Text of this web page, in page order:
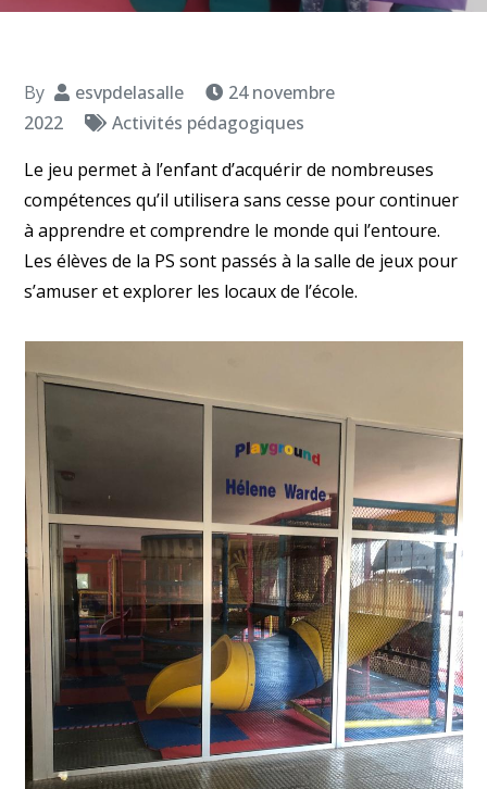
By esvpdelasalle
24 novembre
2022
Activités pédagogiques
Le jeu permet à l’enfant d’acquérir de nombreuses
compétences qu’il utilisera sans cesse pour continuer
à apprendre et comprendre le monde qui l’entoure.
Les élèves de la PS sont passés à la salle de jeux pour
s’amuser et explorer les locaux de l’école.